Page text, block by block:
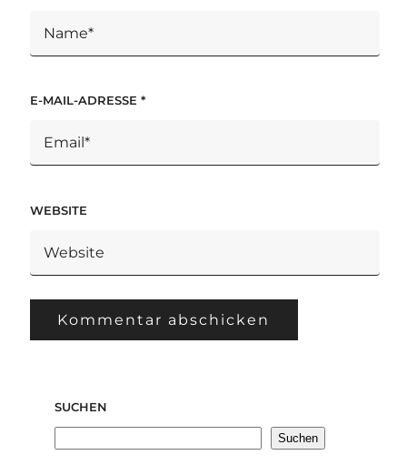
E-MAIL-ADRESSE *
WEBSITE
SUCHEN
Suchen